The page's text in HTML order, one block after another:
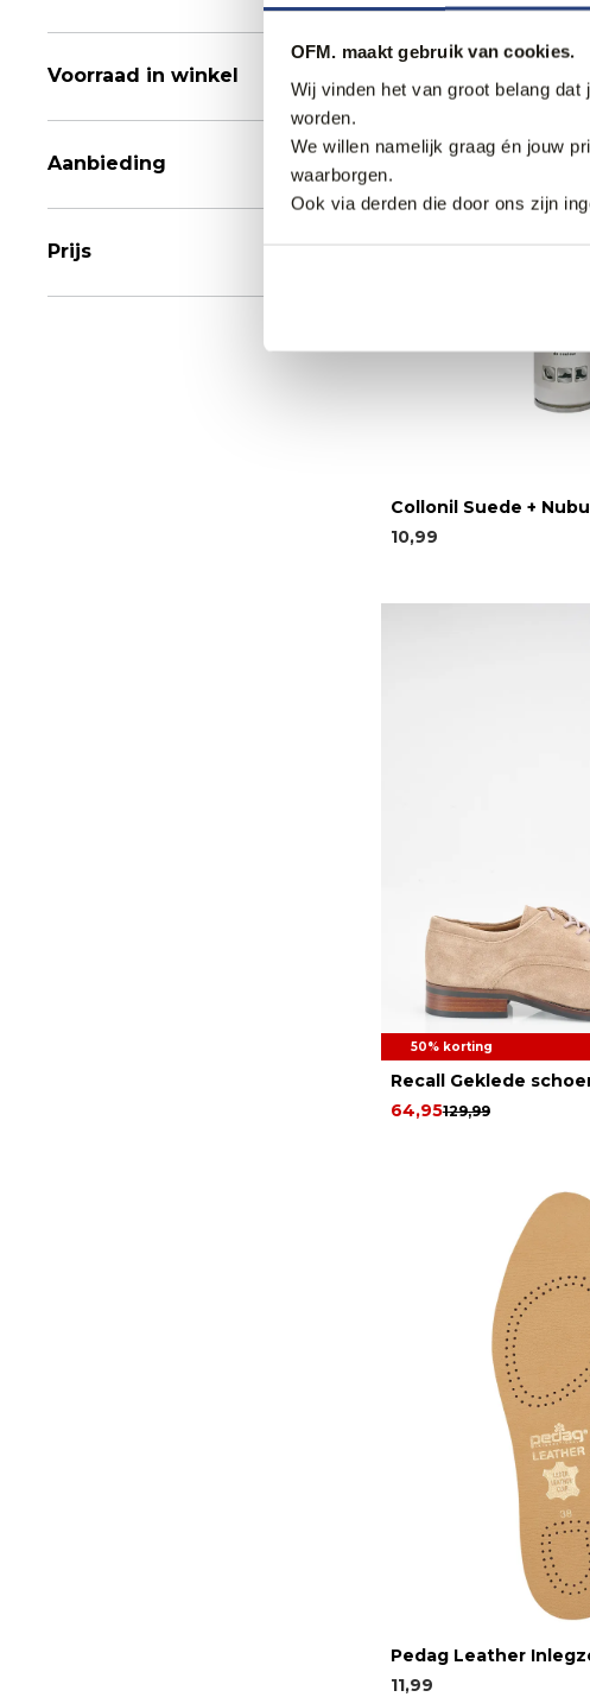
OFM. maakt gebruik van cookies.
Wij vinden het van groot belang
worden.
We willen namelijk graag én jouw
waarborgen.
Ook via derden die door ons zijn
Voorraad in winkel
Aanbieding
Prijs
Collonil Suede +
10,99
50% korting
Recall Geklede
129,99
64,95
Pedag Leather
11,99